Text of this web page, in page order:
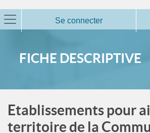
Se connecter
FICHE DESCRIPTIVE
Etablissements pour
territoire de la